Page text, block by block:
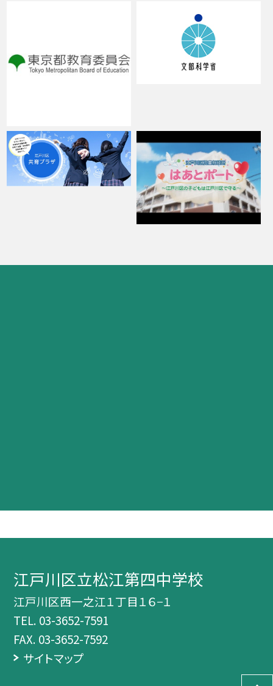
江戸川区立松江第四中学校
江戸川区西一之江１丁目１６−１
TEL. 03-3652-7591
FAX. 03-3652-7592
サイトマップ